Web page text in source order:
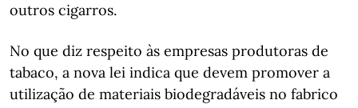
outros cigarros.
No que diz respeito às empresas produtoras de
tabaco, a nova lei indica que devem promover a
utilização de materiais biodegradáveis no fabrico